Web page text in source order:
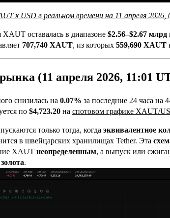
к USD в реальном времени на 11 апреля
оставалась в диапазоне $2.56–$2.67 млрд
707,740 XAUT, из которых 559,690 XAUT
(11 апреля 2026, 11:01
снизилась на 0.07% за последние 24 часа на
по $4,723.20 на спотовом графике XAUT/
только тогда, когда эквивалентное
в швейцарских хранилищах Tether. Эта
XAUT неопределенным, а выпуск или
.